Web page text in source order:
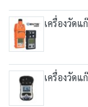
เครื่องวัดแ
เครื่องวัดแ